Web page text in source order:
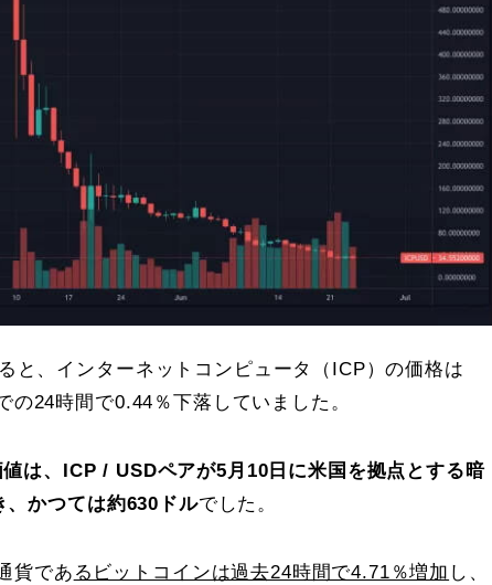
と、インターネットコンピュータ（ICP）の価格は
24時間で0.44％下落していました。
は、ICP / USDペアが5月10日に米国を拠点とする暗
かつては約630ドルでした。
貨であ るビットコインは過去24時間で4.71％増加 し、